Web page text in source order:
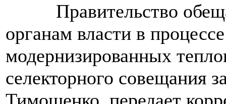
Правительство
органам власти в
модернизированных
селекторного совещания